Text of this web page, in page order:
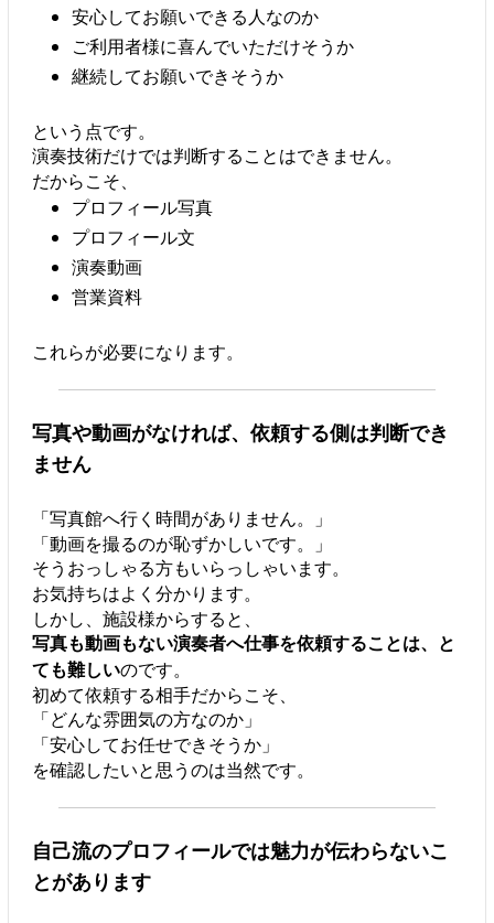
安心してお願いできる人なのか
ご利用者様に喜んでいただけそうか
継続してお願いできそうか
という点です。
演奏技術だけでは判断することはできません。
だからこそ、
プロフィール写真
プロフィール文
演奏動画
営業資料
これらが必要になります。
写真や動画がなければ、依頼する側は判断でき
ません
「写真館へ行く時間がありません。」
「動画を撮るのが恥ずかしいです。」
そうおっしゃる方もいらっしゃいます。
お気持ちはよく分かります。
しかし、施設様からすると、
写真も動画もない演奏者へ仕事を依頼することは、と
ても難しいのです。
初めて依頼する相手だからこそ、
「どんな雰囲気の方なのか」
「安心してお任せできそうか」
を確認したいと思うのは当然です。
自己流のプロフィールでは魅力が伝わらないこ
とがあります